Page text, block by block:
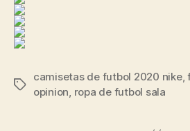
Etiquetas
camisetas de futbol 2020 nike,
opinion ropa de futbol sala